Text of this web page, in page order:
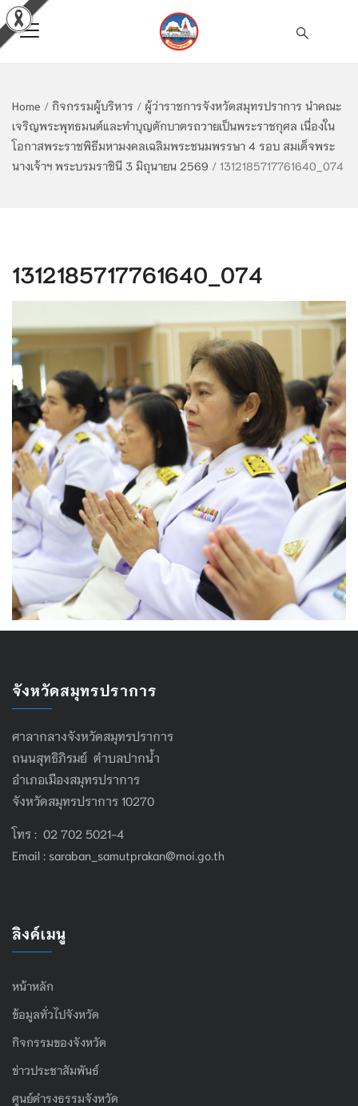
Home / กิจกรรมผู้บริหาร / ผู้ว่าราชการจังหวัดสมุทรปราการ นำคณะ
เจริญพระพุทธมนต์และทำบุญตักบาตรถวายเป็นพระราชกุศล เนื่องใน
โอกาสพระราชพิธีมหามงคลเฉลิมพระชนมพรรษา 4 รอบ สมเด็จพระ
นางเจ้าฯ พระบรมราชินี 3 มิถุนายน 2569 / 1312185717761640_074
1312185717761640_074
จังหวัดสมุทรปราการ
ศาลากลางจังหวัดสมุทรปราการ
ถนนสุทธิภิรมย์ ตำบลปากน้ำ
อำเภอเมืองสมุทรปราการ
จังหวัดสมุทรปราการ 10270
โทร : 02 702 5021-4
Email : saraban_samutprakan@moi.go.th
ลิงค์เมนู
หน้าหลัก
ข้อมูลทั่วไปจังหวัด
กิจกรรมของจังหวัด
ข่าวประชาสัมพันธ์
ศูนย์ดำรงธรรมจังหวัด